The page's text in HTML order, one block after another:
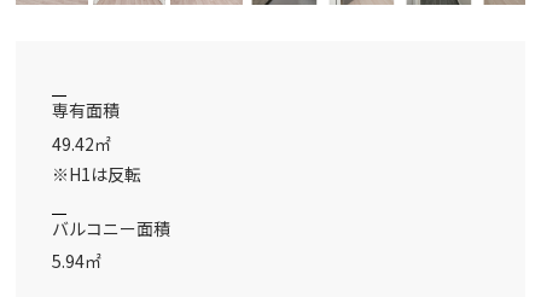
専有面積
49.42㎡
※H1は反転
バルコニー面積
5.94㎡